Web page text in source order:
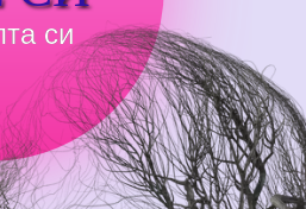
си